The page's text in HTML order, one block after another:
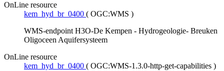
OnLine resource
kem_hyd_br_0400 ( OGC:WMS )
WMS-endpoint H3O-De Kempen - Hydrogeologie- Breuken
Oligoceen Aquifersysteem
OnLine resource
kem_hyd_br_0400 ( OGC:WMS-1.3.0-http-get-capabilities )